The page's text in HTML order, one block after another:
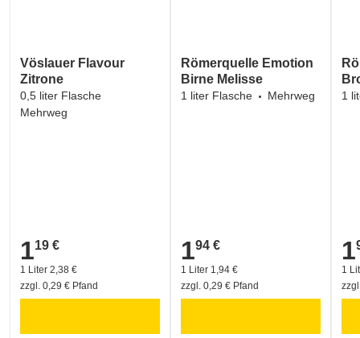
Vöslauer Flavour
Zitrone
0,5 liter Flasche
Mehrweg
1,19 €
119 €
1 Liter 2,38 €
zzgl. 0,29 € Pfand
Römerquelle Emotion
Birne Melisse
1 liter Flasche Mehrweg
1,94 €
194 €
1 Liter 1,94 €
zzgl. 0,29 € Pfand
1
1
1